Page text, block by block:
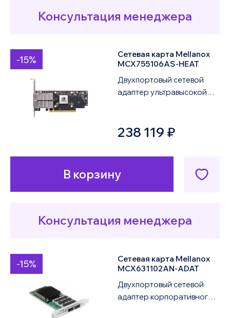
Консультация менеджера
-15%
Сетевая карта Mellanox
MCX755106AS-HEAT
Двухпортовый сетевой
адаптер ультравысокой
MCX755106AS-HEAT
238 119 ₽
В корзину
Консультация менеджера
-15%
Сетевая карта Mellanox
MCX631102AN-ADAT
Двухпортовый сетевой
адаптер корпоративного